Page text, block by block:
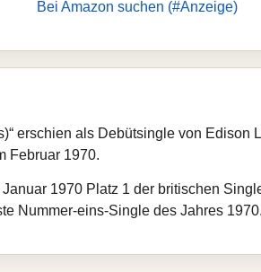
Bei Amazon suchen (#Anzeige)
erschien als Debütsingle von
Februar 1970.
1970 Platz 1 der britischen
Nummer-eins-Single des Jahres 1970.